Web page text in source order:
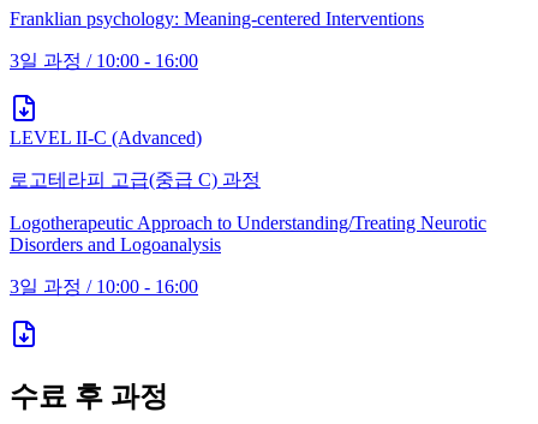
Franklian psychology: Meaning-centered Interventions
3일 과정 / 10:00 - 16:00
LEVEL II-C (Advanced)
로고테라피 고급(중급 C) 과정
Logotherapeutic Approach to Understanding/Treating Neurotic
Disorders and Logoanalysis
3일 과정 / 10:00 - 16:00
수료 후 과정